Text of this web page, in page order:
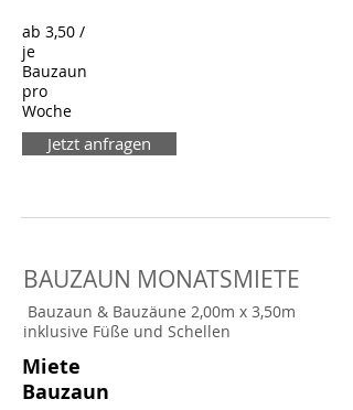
ab 3,50 /
je
Bauzaun
pro
Woche
Jetzt anfragen
BAUZAUN MONATSMIETE
Bauzaun & Bauzäune 2,00m x 3,50m
inklusive Füße und Schellen
Miete
Bauzaun